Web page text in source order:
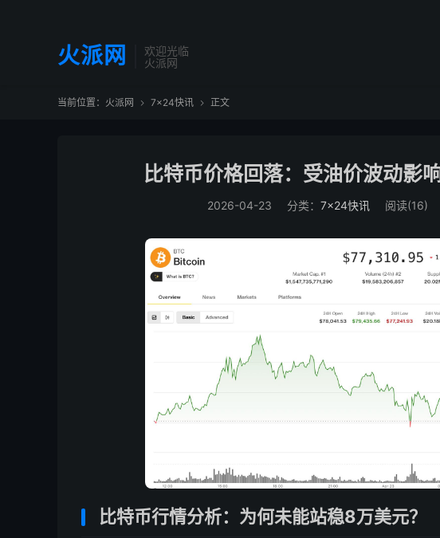
火派网
欢迎光临
火派网
当前位置： 火派网  7×24快讯  正文
比特币价格回落：受油价波动影
2026-04-23 分类： 7×24快讯 阅读(16)
比特币行情分析：为何未能站稳8万美元？